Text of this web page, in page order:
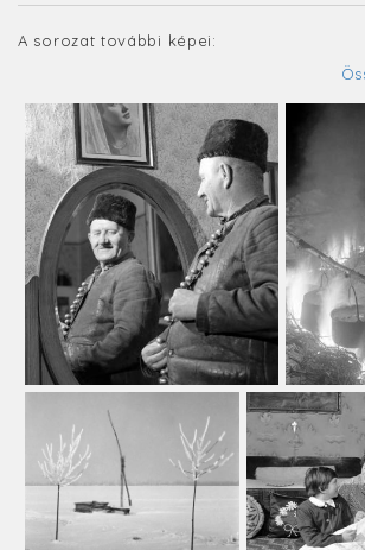
A sorozat további képei: